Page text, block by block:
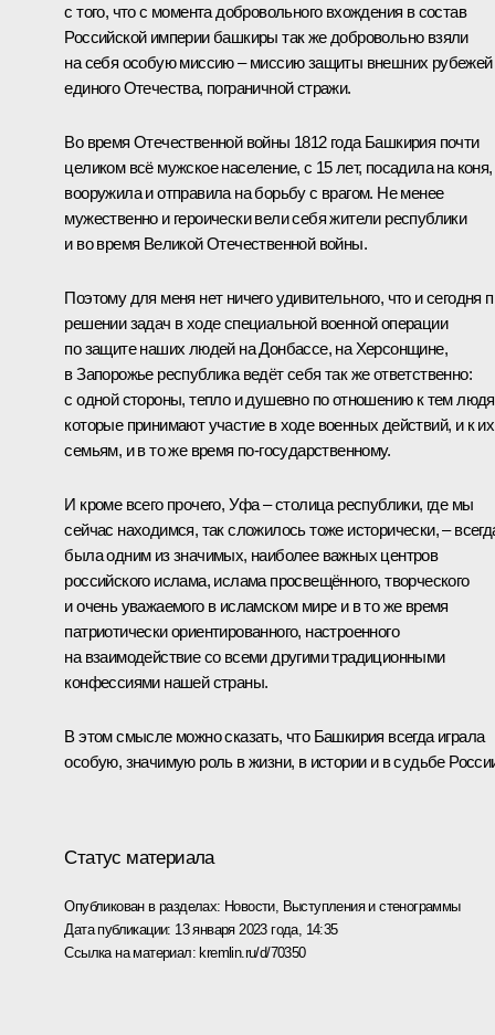
с того, что с момента добровольного вхождения в состав
Российской империи башкиры так же добровольно взяли
на себя особую миссию – миссию защиты внешних рубежей
единого Отечества, пограничной стражи.
Во время Отечественной войны 1812 года Башкирия почти
целиком всё мужское население, с 15 лет, посадила на коня,
вооружила и отправила на борьбу с врагом. Не менее
мужественно и героически вели себя жители республики
и во время Великой Отечественной войны.
Поэтому для меня нет ничего удивительного, что и сегодня
решении задач в ходе специальной военной операции
по защите наших людей на Донбассе, на Херсонщине,
в Запорожье республика ведёт себя так же ответственно:
с одной стороны, тепло и душевно по отношению к тем
которые принимают участие в ходе военных действий, и к их
семьям, и в то же время по-государственному.
И кроме всего прочего, Уфа – столица республики, где мы
сейчас находимся, так сложилось тоже исторически, –
была одним из значимых, наиболее важных центров
российского ислама, ислама просвещённого, творческого
и очень уважаемого в исламском мире и в то же время
патриотически ориентированного, настроенного
на взаимодействие со всеми другими традиционными
конфессиями нашей страны.
В этом смысле можно сказать, что Башкирия всегда играла
особую, значимую роль в жизни, в истории и в судьбе
Статус материала
Опубликован в разделах: Новости, Выступления и стенограммы
Дата публикации: 13 января 2023 года, 14:35
Ссылка на материал: kremlin.ru/d/70350